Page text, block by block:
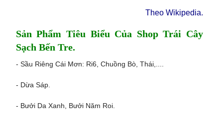
Theo Wikipedia.
Sản Phẩm Tiêu Biểu Của Shop Trái Cây
Sạch Bến Tre.
- Sầu Riêng Cái Mơn: Ri6 , Chuồng Bò, Thái,....
- Dừa Sáp.
- Bưởi Da Xanh Bưởi Năm Roi.